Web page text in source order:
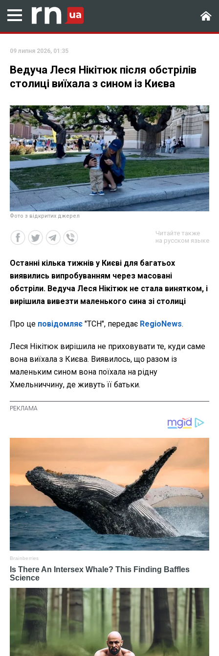
09 липня 2026, 01:35
Ведуча Леся Нікітюк після обстрілів
столиці виїхала з сином із Києва
Фото з відкритих джерел
Читайте также
на русском языке
Останні кілька тижнів у Києві для багатьох
виявились випробуванням через масовані
обстріли. Ведуча Леся Нікітюк не стала винятком, і
вирішила вивезти маленького сина зі столиці
Про це повідомляє "ТСН", передає RegioNews.
Леся Нікітюк вирішила не приховувати те, куди саме
вона виїхала з Києва. Виявилось, що разом із
маленьким сином вона поїхала на рідну
Хмельниччину, де живуть її батьки.